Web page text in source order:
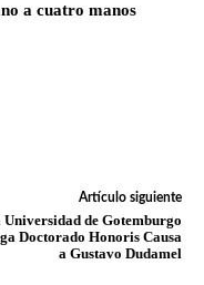
a cuatro manos
Artículo siguiente
Universidad de Gotemburgo
Doctorado Honoris Causa
a Gustavo Dudamel